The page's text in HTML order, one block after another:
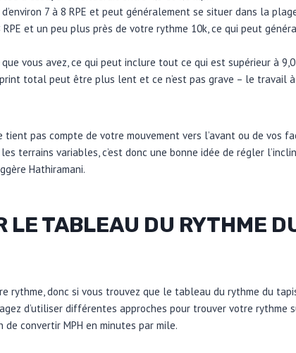
7 à 8 RPE et peut généralement se situer dans la
et un peu plus près de votre rythme 10k, ce qui peut
vous avez, ce qui peut inclure tout ce qui est supérieur à
total peut être plus lent et ce n’est pas grave – le travail
pas compte de votre mouvement vers l’avant ou de vos
terrains variables, c’est donc une bonne idée de régler
Hathiramani.
LE TABLEAU DU RYTHME
rythme, donc si vous trouvez que le tableau du rythme du
d’utiliser différentes approches pour trouver votre rythme
de convertir MPH en minutes par mile.